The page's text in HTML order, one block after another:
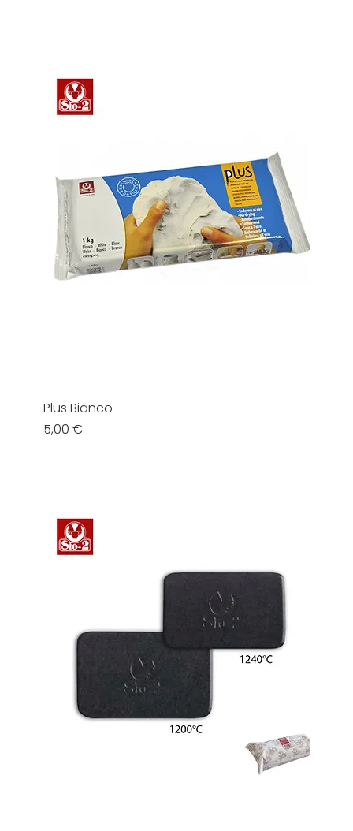
Plus Bianco
Prezzo
5,00 €